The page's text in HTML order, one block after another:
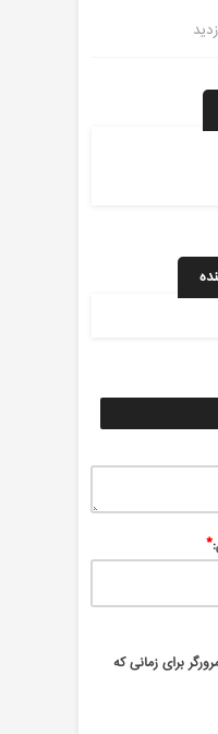
*
برای زمانی که